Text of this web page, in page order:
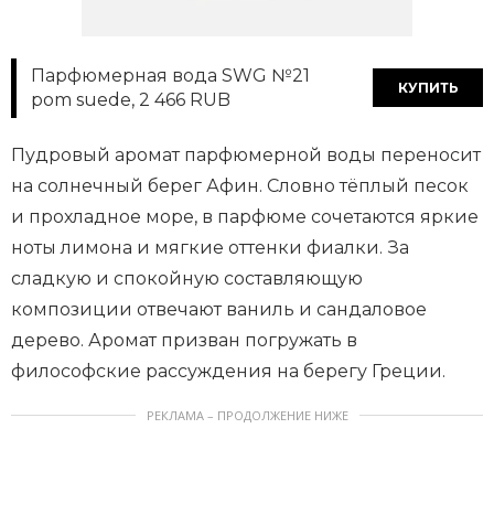
Парфюмерная вода SWG №21
pom suede, 2 466 RUB
КУПИТЬ
Пудровый аромат парфюмерной воды переносит
на солнечный берег Афин. Словно тёплый песок
и прохладное море, в парфюме сочетаются яркие
ноты лимона и мягкие оттенки фиалки. За
сладкую и спокойную составляющую
композиции отвечают ваниль и сандаловое
дерево. Аромат призван погружать в
философские рассуждения на берегу Греции.
РЕКЛАМА – ПРОДОЛЖЕНИЕ НИЖЕ